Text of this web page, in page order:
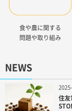
食や農に関する
問題や取り組み
NEWS
住